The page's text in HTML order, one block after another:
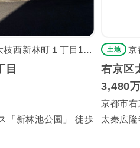
京都府京都市西京区大枝西新林町１丁目11-14
目
「新林池公園」 徒歩
土地 京
右京区
3,480
京都市
太秦広